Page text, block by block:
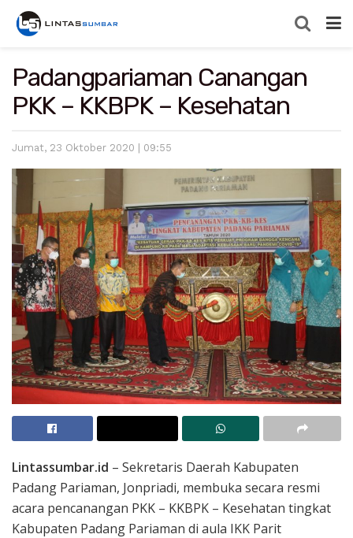
Padangpariaman Canangan
PKK – KKBPK – Kesehatan
Jumat, 23 Oktober 2020 | 09:55
Lintassumbar.id – Sekretaris Daerah Kabupaten
Padang Pariaman, Jonpriadi, membuka secara resmi
acara pencanangan PKK – KKBPK – Kesehatan tingkat
Kabupaten Padang Pariaman di aula IKK Parit